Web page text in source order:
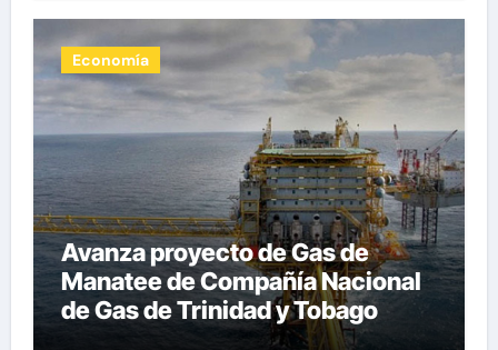
Economía
Avanza proyecto de Gas de
Manatee de Compañía Nacional
de Gas de Trinidad y Tobago